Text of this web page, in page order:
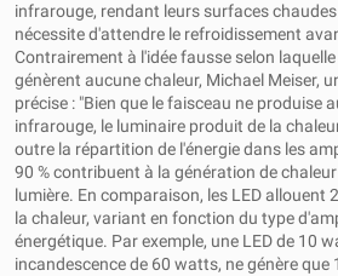
infrarouge, rendant leurs surfaces
nécessite d'attendre le refroidissement
Contrairement à l'idée fausse selon laquelle
génèrent aucune chaleur, Michael Meiser,
précise : "Bien que le faisceau ne produise
infrarouge, le luminaire produit de la
outre la répartition de l'énergie dans les
90 % contribuent à la génération de
lumière. En comparaison, les LED allouent
la chaleur, variant en fonction du type
énergétique. Par exemple, une LED de 10
incandescence de 60 watts, ne génère que